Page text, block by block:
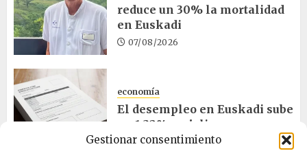
Gestionar consentimiento
reduce un 30% la mortalidad
en Euskadi
07/08/2026
economía
El desempleo en Euskadi sube
un 1,32% en julio
06/08/2026